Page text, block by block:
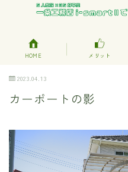
HOME メリット
2023.04.13
カーポートの影